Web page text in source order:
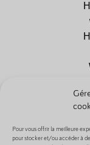
Pour vous offrir la meilleure
pour stocker et/ou accéder à